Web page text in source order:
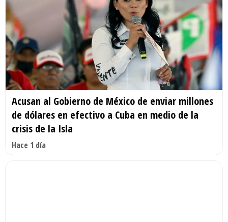
Acusan al Gobierno de México de enviar millones
de dólares en efectivo a Cuba en medio de la
crisis de la Isla
Hace 1 día